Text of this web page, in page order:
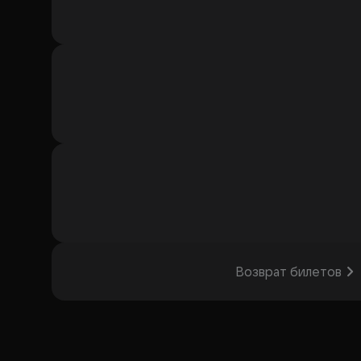
Возврат билетов